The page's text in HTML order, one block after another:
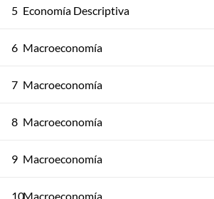
5 Economía Descriptiva
6 Macroeconomía
7 Macroeconomía
8 Macroeconomía
9 Macroeconomía
10Macroeconomía